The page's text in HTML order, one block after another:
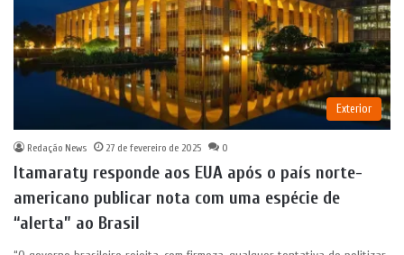
Exterior
Redação News 27 de fevereiro de 2025 0
Itamaraty responde aos EUA após o país norte-
americano publicar nota com uma espécie de
“alerta” ao Brasil